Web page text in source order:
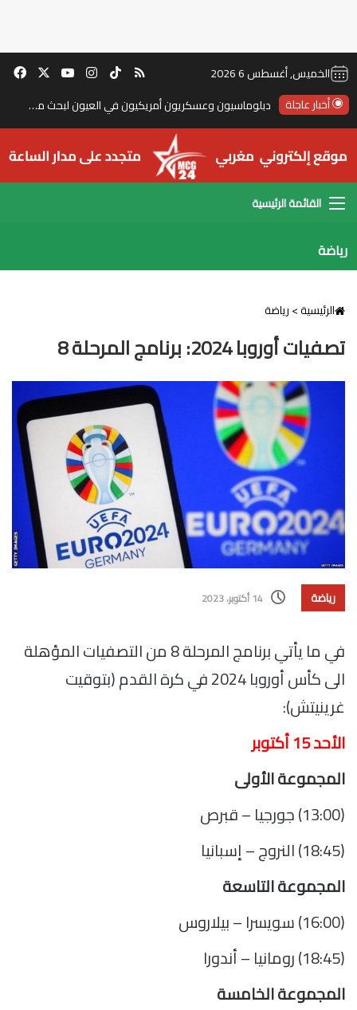
الخميس, أغسطس 6 2026 ‫YouTubeانستقرام‫TikTok
ملخص الموقع RSS
أخبار عاجلة دبلوماسيون وعسكريون أمريكيون في العيون لبحث مستقبل “المينورسو”
القائمة
رياضة
الرئيسية>رياضة
تصفيات أوروبا 2024: برنامج المرحلة 8
رياضة 14 أكتوبر، 2023
في ما يأتي برنامج المرحلة 8 من التصفيات المؤهلة
الى كأس أوروبا 2024 في كرة القدم (بتوقيت
غرينيتش):
الأحد 15 أكتوبر
المجموعة الأولى
(13:00) جورجيا – قبرص
(18:45) النروج – إسبانيا
المجموعة التاسعة
(16:00) سويسرا – بيلاروس
(18:45) رومانيا – أندورا
المجموعة الخامسة